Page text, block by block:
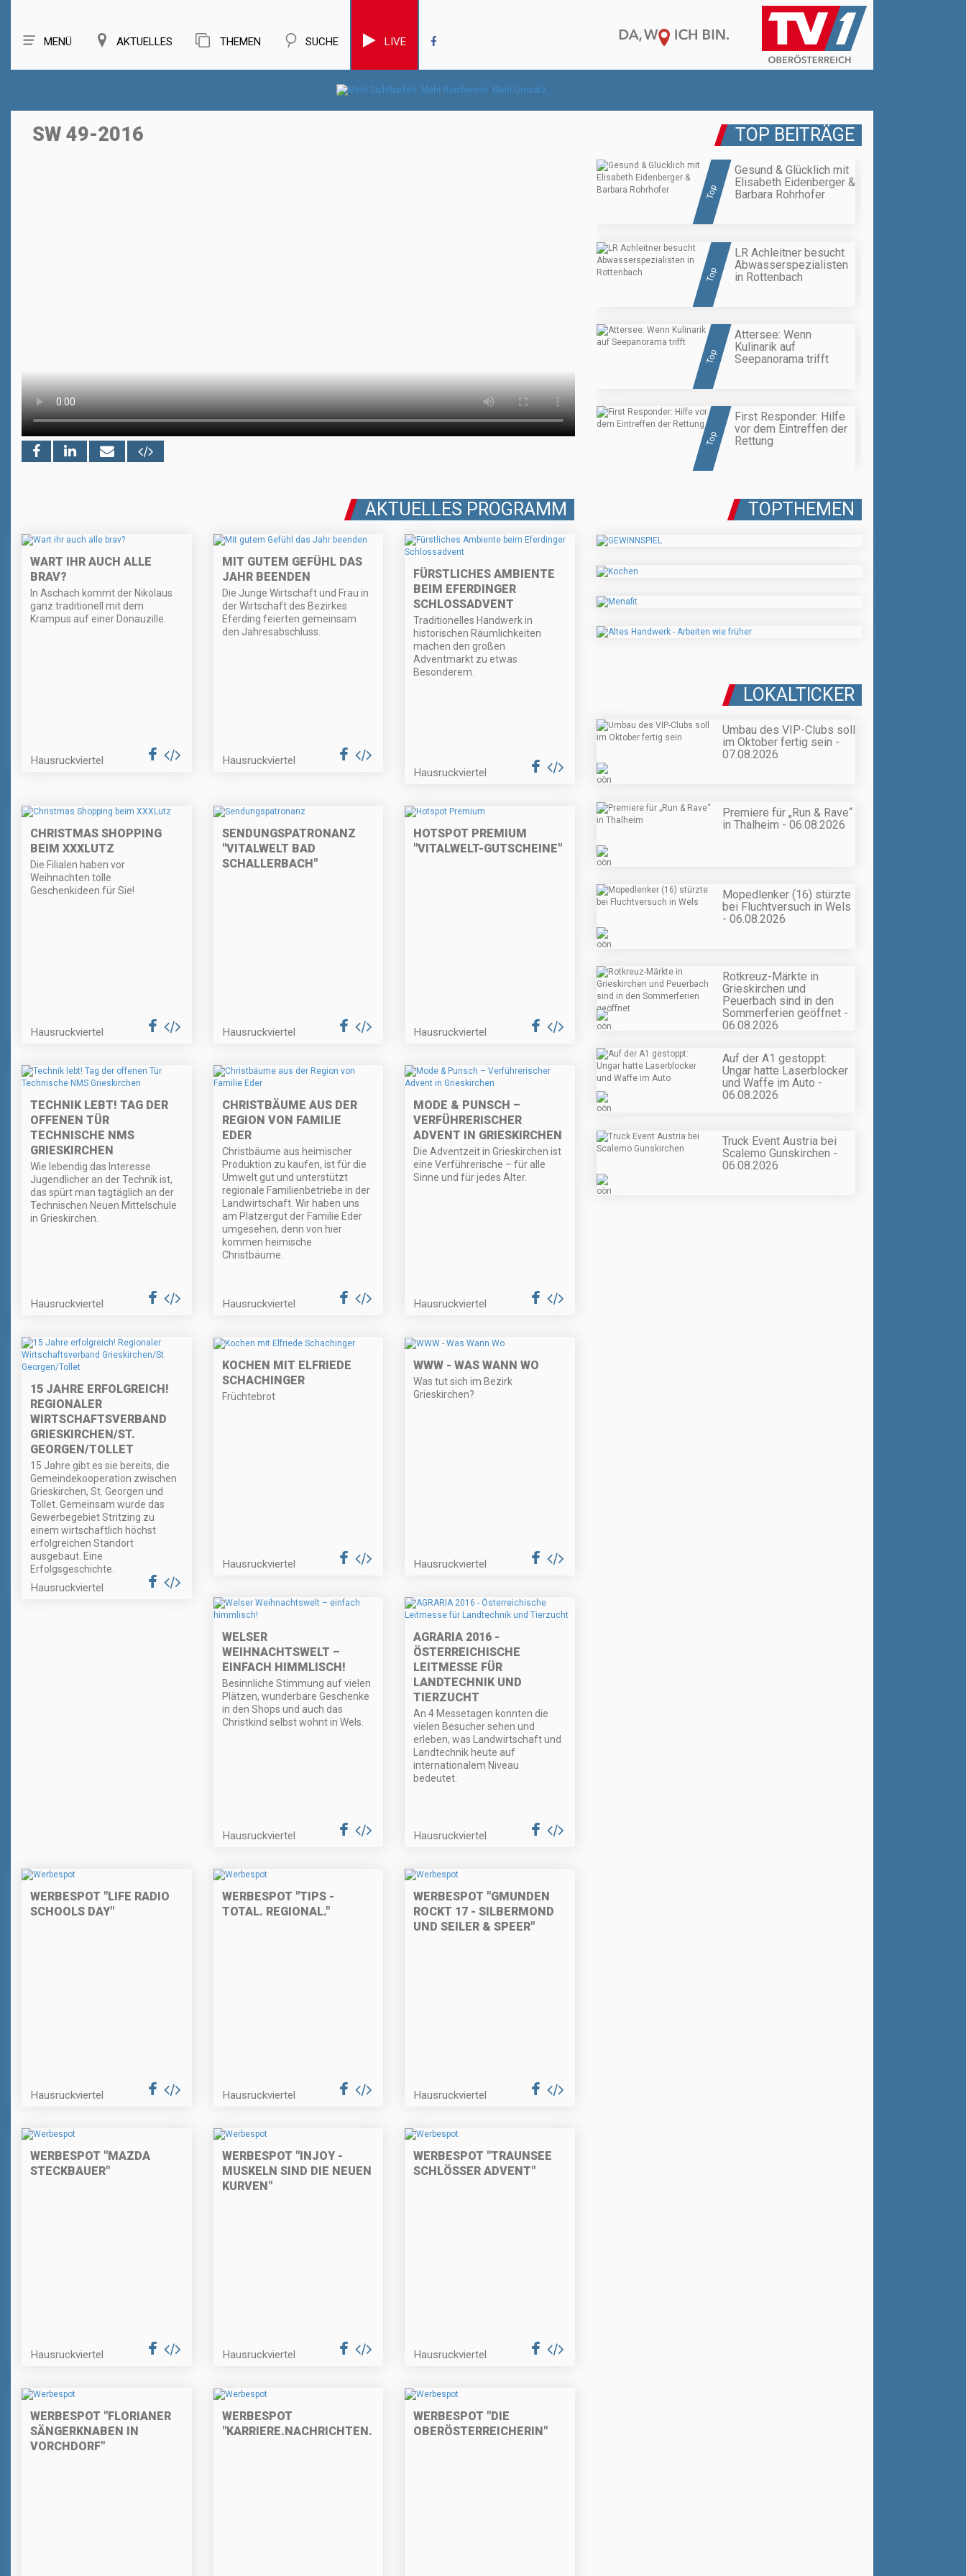
MENÜ AKTUELLES THEMEN SUCHE LIVE
SW 49-2016 TOP BEITRÄGE
Top
Gesund & Glücklich mit
Elisabeth Eidenberger &
Barbara Rohrhofer
Top
LR Achleitner besucht
Abwasserspezialisten
in Rottenbach
Top
Attersee: Wenn
Kulinarik auf
Seepanorama trifft
Top
First Responder: Hilfe
vor dem Eintreffen der
Rettung
AKTUELLES PROGRAMM
WART IHR AUCH ALLE
BRAV?
In Aschach kommt der Nikolaus
ganz traditionell mit dem
Krampus auf einer Donauzille.
Hausruckviertel
MIT GUTEM GEFÜHL DAS
JAHR BEENDEN
Die Junge Wirtschaft und Frau in
der Wirtschaft des Bezirkes
Eferding feierten gemeinsam
den Jahresabschluss.
Hausruckviertel
FÜRSTLICHES AMBIENTE
BEIM EFERDINGER
SCHLOSSADVENT
Traditionelles Handwerk in
historischen Räumlichkeiten
machen den großen
Adventmarkt zu etwas
Besonderem.
Hausruckviertel
CHRISTMAS SHOPPING
BEIM XXXLUTZ
Die Filialen haben vor
Weihnachten tolle
Geschenkideen für Sie!
Hausruckviertel
SENDUNGSPATRONANZ
"VITALWELT BAD
SCHALLERBACH"
Hausruckviertel
HOTSPOT PREMIUM
"VITALWELT-GUTSCHEINE"
Hausruckviertel
TECHNIK LEBT! TAG DER
OFFENEN TÜR
TECHNISCHE NMS
GRIESKIRCHEN
Wie lebendig das Interesse
Jugendlicher an der Technik ist,
das spürt man tagtäglich an der
Technischen Neuen Mittelschule
in Grieskirchen.
Hausruckviertel
CHRISTBÄUME AUS DER
REGION VON FAMILIE
EDER
Christbäume aus heimischer
Produktion zu kaufen, ist für die
Umwelt gut und unterstützt
regionale Familienbetriebe in der
Landwirtschaft. Wir haben uns
am Platzergut der Familie Eder
umgesehen, denn von hier
kommen heimische
Christbäume.
Hausruckviertel
MODE & PUNSCH –
VERFÜHRERISCHER
ADVENT IN GRIESKIRCHEN
Die Adventzeit in Grieskirchen ist
eine Verführerische – für alle
Sinne und für jedes Alter.
Hausruckviertel
15 JAHRE ERFOLGREICH!
REGIONALER
WIRTSCHAFTSVERBAND
GRIESKIRCHEN/ST.
GEORGEN/TOLLET
15 Jahre gibt es sie bereits, die
Gemeindekooperation zwischen
Grieskirchen, St. Georgen und
Tollet. Gemeinsam wurde das
Gewerbegebiet Stritzing zu
einem wirtschaftlich höchst
erfolgreichen Standort
ausgebaut. Eine
Erfolgsgeschichte.
Hausruckviertel
KOCHEN MIT ELFRIEDE
SCHACHINGER
Früchtebrot
Hausruckviertel
WWW - WAS WANN WO
Was tut sich im Bezirk
Grieskirchen?
Hausruckviertel
WELSER
WEIHNACHTSWELT –
EINFACH HIMMLISCH!
Besinnliche Stimmung auf vielen
Plätzen, wunderbare Geschenke
in den Shops und auch das
Christkind selbst wohnt in Wels.
Hausruckviertel
AGRARIA 2016 -
ÖSTERREICHISCHE
LEITMESSE FÜR
LANDTECHNIK UND
TIERZUCHT
An 4 Messetagen konnten die
vielen Besucher sehen und
erleben, was Landwirtschaft und
Landtechnik heute auf
internationalem Niveau
bedeutet.
Hausruckviertel
WERBESPOT "LIFE RADIO
SCHOOLS DAY"
Hausruckviertel
WERBESPOT "TIPS -
TOTAL. REGIONAL."
Hausruckviertel
WERBESPOT "GMUNDEN
ROCKT 17 - SILBERMOND
UND SEILER & SPEER"
Hausruckviertel
WERBESPOT "MAZDA
STECKBAUER"
Hausruckviertel
WERBESPOT "INJOY -
MUSKELN SIND DIE NEUEN
KURVEN"
Hausruckviertel
WERBESPOT "TRAUNSEE
SCHLÖSSER ADVENT"
Hausruckviertel
WERBESPOT "FLORIANER
SÄNGERKNABEN IN
VORCHDORF"
WERBESPOT
"KARRIERE.NACHRICHTEN.AT"
WERBESPOT "DIE
OBERÖSTERREICHERIN"
TOPTHEMEN
LOKALTICKER
Umbau des VIP-Clubs soll
im Oktober fertig sein -
07.08.2026
Premiere für „Run & Rave“
in Thalheim - 06.08.2026
Mopedlenker (16) stürzte
bei Fluchtversuch in Wels
- 06.08.2026
Rotkreuz-Märkte in
Grieskirchen und
Peuerbach sind in den
Sommerferien geöffnet -
06.08.2026
Auf der A1 gestoppt:
Ungar hatte Laserblocker
und Waffe im Auto -
06.08.2026
Truck Event Austria bei
Scalemo Gunskirchen -
06.08.2026